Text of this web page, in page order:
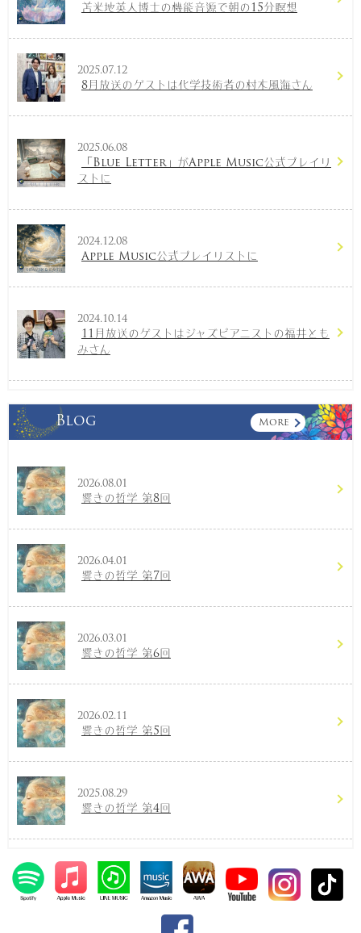
苫米地英人博士の機能音源で朝の15分瞑想
2025.07.12
8月放送のゲストは化学技術者の村木風海さん
2025.06.08
「Blue Letter」がApple Music公式プレイリ
ストに
2024.12.08
Apple Music公式プレイリストに
2024.10.14
11月放送のゲストはジャズピアニストの福井とも
みさん
Blog More
2026.08.01
響きの哲学 第8回
2026.04.01
響きの哲学 第7回
2026.03.01
響きの哲学 第6回
2026.02.11
響きの哲学 第5回
2025.08.29
響きの哲学 第4回